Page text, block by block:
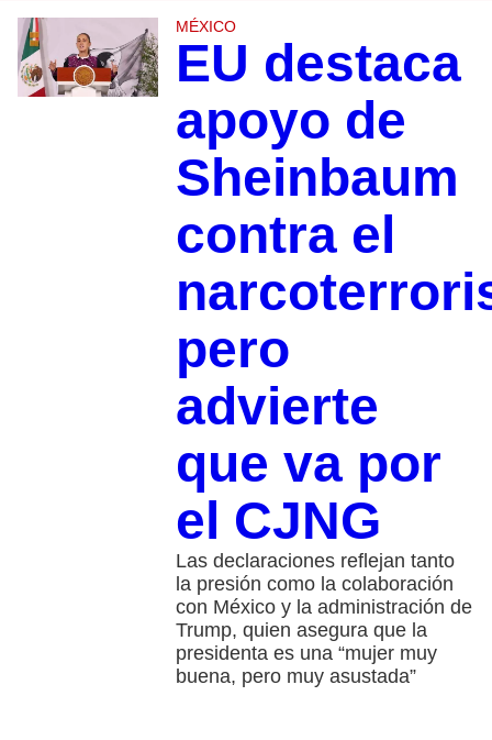
MÉXICO
EU destaca
apoyo de
Sheinbaum
contra el
pero
advierte
que va por
el CJNG
Las declaraciones reflejan tanto
la presión como la colaboración
con México y la administración de
Trump, quien asegura que la
presidenta es una “mujer muy
buena, pero muy asustada”